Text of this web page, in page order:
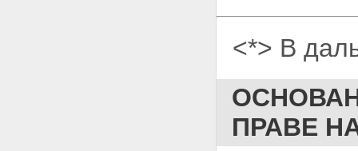
<*> В
ПРАВЕ